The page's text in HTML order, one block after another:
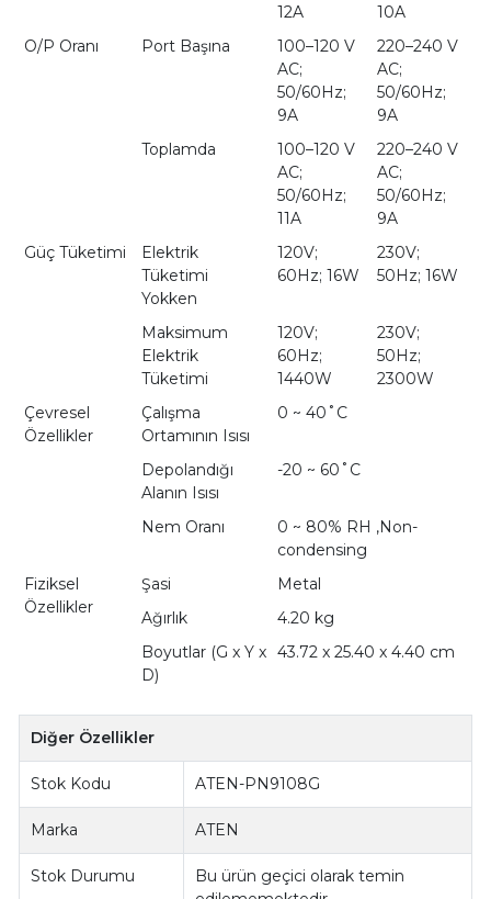
12A
10A
O/P Oranı
Port Başına
100–120 V
AC;
50/60Hz;
9A
220–240 V
AC;
50/60Hz;
9A
Toplamda
100–120 V
AC;
50/60Hz;
11A
220–240 V
AC;
50/60Hz;
9A
Güç Tüketimi
Elektrik
Tüketimi
Yokken
120V;
60Hz; 16W
230V;
50Hz; 16W
Maksimum
Elektrik
Tüketimi
120V;
60Hz;
1440W
230V;
50Hz;
2300W
Çevresel
Özellikler
Çalışma
Ortamının Isısı
0 ~ 40˚C
Depolandığı
Alanın Isısı
-20 ~ 60˚C
Nem Oranı
0 ~ 80% RH ,Non-
condensing
Fiziksel
Özellikler
Şasi
Metal
Ağırlık
4.20 kg
Boyutlar (G x Y x
D)
43.72 x 25.40 x 4.40 cm
Diğer Özellikler
Stok Kodu ATEN-PN9108G
Marka ATEN
Stok Durumu
Bu ürün geçici olarak temin